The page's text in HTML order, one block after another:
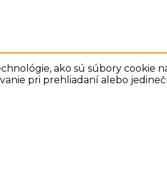
ako sú súbory cookie
pri prehliadaní alebo